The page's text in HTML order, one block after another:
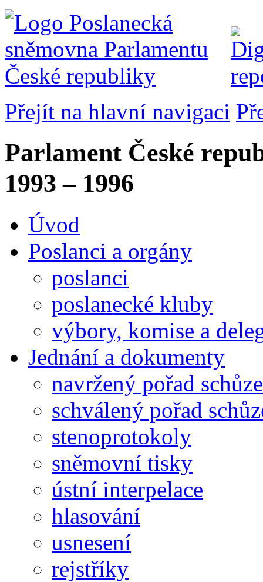
Přejít na hlavní navigaci
Parlament České
1993 – 1996
Úvod
Poslanci a orgány
poslanci
poslanecké kluby
výbory, komise a
Jednání a dokumenty
navržený pořad schůze
schválený pořad
stenoprotokoly
sněmovní tisky
ústní interpelace
hlasování
usnesení
rejstříky